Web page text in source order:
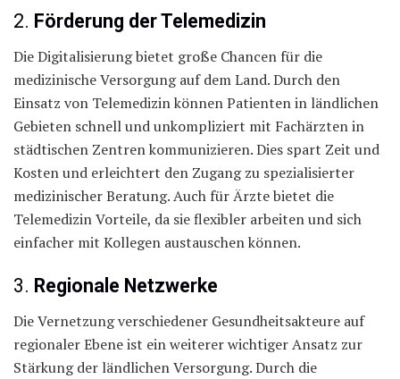
2. Förderung der Telemedizin
Die Digitalisierung bietet große Chancen für die
medizinische Versorgung auf dem Land. Durch den
Einsatz von Telemedizin können Patienten in ländlichen
Gebieten schnell und unkompliziert mit Fachärzten in
städtischen Zentren kommunizieren. Dies spart Zeit und
Kosten und erleichtert den Zugang zu spezialisierter
medizinischer Beratung. Auch für Ärzte bietet die
Telemedizin Vorteile, da sie flexibler arbeiten und sich
einfacher mit Kollegen austauschen können.
3. Regionale Netzwerke
Die Vernetzung verschiedener Gesundheitsakteure auf
regionaler Ebene ist ein weiterer wichtiger Ansatz zur
Stärkung der ländlichen Versorgung. Durch die